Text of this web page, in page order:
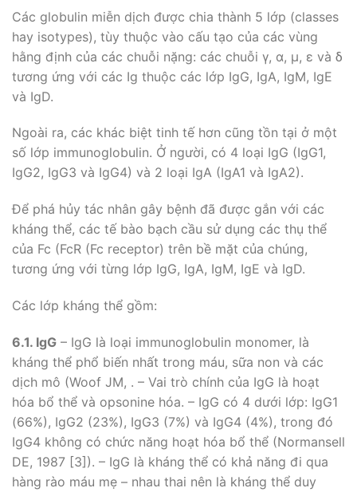
Các globulin miễn dịch được chia thành 5 lớp (classes
hay isotypes), tùy thuộc vào cấu tạo của các vùng
hằng định của các chuỗi nặng: các chuỗi γ, α, μ, ε và δ
tương ứng với các Ig thuộc các lớp IgG, IgA, IgM, IgE
và IgD.
Ngoài ra, các khác biệt tinh tế hơn cũng tồn tại ở một
số lớp immunoglobulin. Ở người, có 4 loại IgG (IgG1,
IgG2, IgG3 và IgG4) và 2 loại IgA (IgA1 và IgA2).
Để phá hủy tác nhân gây bệnh đã được gắn với các
kháng thể, các tế bào bạch cầu sử dụng các thụ thể
của Fc (FcR (Fc receptor) trên bề mặt của chúng,
tương ứng với từng lớp IgG, IgA, IgM, IgE và IgD.
Các lớp kháng thể gồm:
6.1. IgG – IgG là loại immunoglobulin monomer, là
kháng thể phổ biến nhất trong máu, sữa non và các
dịch mô (Woof JM, . – Vai trò chính của IgG là hoạt
hóa bổ thể và opsonine hóa. – IgG có 4 dưới lớp: IgG1
(66%), IgG2 (23%), IgG3 (7%) và IgG4 (4%), trong đó
IgG4 không có chức năng hoạt hóa bổ thể (Normansell
DE, 1987 [3]). – IgG là kháng thể có khả năng đi qua
hàng rào máu mẹ – nhau thai nên là kháng thể duy